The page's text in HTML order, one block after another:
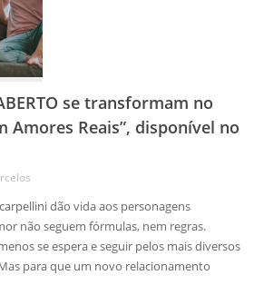
se transformam no
Amores Reais”, disponível no
dão vida aos personagens
não seguem fórmulas, nem regras.
se espera e seguir pelos mais diversos
para que um novo relacionamento